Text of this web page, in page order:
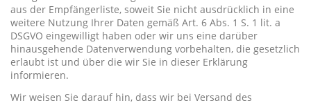
aus der Empfängerliste, soweit Sie nicht ausdrücklich in eine
weitere Nutzung Ihrer Daten gemäß Art. 6 Abs. 1 S. 1 lit. a
DSGVO eingewilligt haben oder wir uns eine darüber
hinausgehende Datenverwendung vorbehalten, die gesetzlich
erlaubt ist und über die wir Sie in dieser Erklärung
informieren.
Wir weisen Sie darauf hin, dass wir bei Versand des